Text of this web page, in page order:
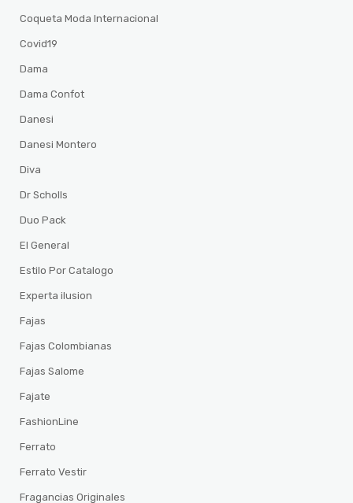
Coqueta Moda Internacional
Covid19
Dama
Dama Confot
Danesi
Danesi Montero
Diva
Dr Scholls
Duo Pack
El General
Estilo Por Catalogo
Experta ilusion
Fajas
Fajas Colombianas
Fajas Salome
Fajate
FashionLine
Ferrato
Ferrato Vestir
Fragancias Originales